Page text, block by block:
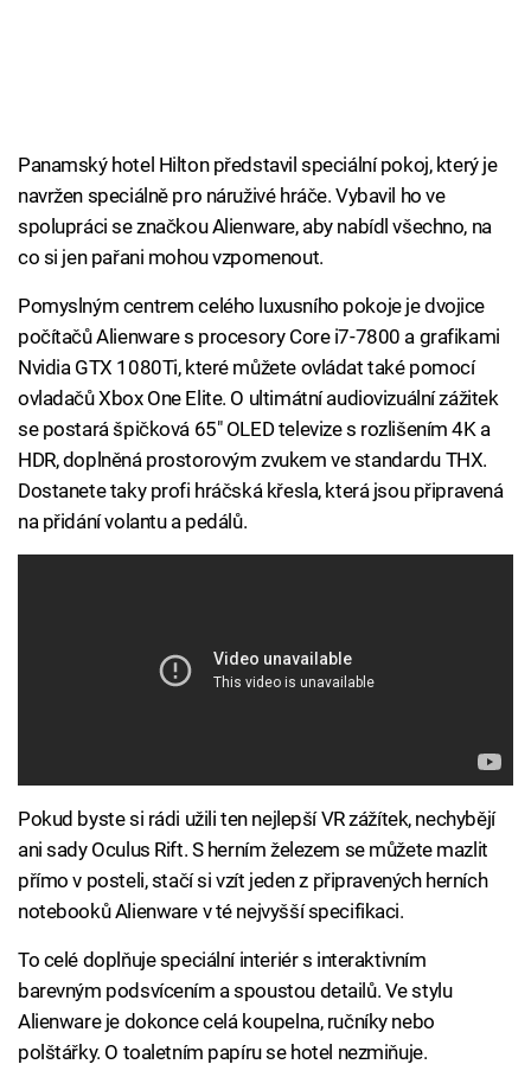
Panamský hotel Hilton představil speciální pokoj, který je
navržen speciálně pro náruživé hráče. Vybavil ho ve
spolupráci se značkou Alienware, aby nabídl všechno, na
co si jen pařani mohou vzpomenout.
Pomyslným centrem celého luxusního pokoje je dvojice
počítačů Alienware s procesory Core i7-7800 a grafikami
Nvidia GTX 1080Ti, které můžete ovládat také pomocí
ovladačů Xbox One Elite. O ultimátní audiovizuální zážitek
se postará špičková 65" OLED televize s rozlišením 4K a
HDR, doplněná prostorovým zvukem ve standardu THX.
Dostanete taky profi hráčská křesla, která jsou připravená
na přidání volantu a pedálů.
Pokud byste si rádi užili ten nejlepší VR zážítek, nechybějí
ani sady Oculus Rift. S herním železem se můžete mazlit
přímo v posteli, stačí si vzít jeden z připravených herních
notebooků Alienware v té nejvyšší specifikaci.
To celé doplňuje speciální interiér s interaktivním
barevným podsvícením a spoustou detailů. Ve stylu
Alienware je dokonce celá koupelna, ručníky nebo
polštářky. O toaletním papíru se hotel nezmiňuje.